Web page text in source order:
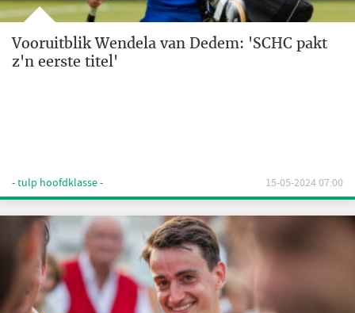
Vooruitblik Wendela van Dedem: 'SCHC pakt
z'n eerste titel'
- tulp hoofdklasse - 15-05-2024 07:00